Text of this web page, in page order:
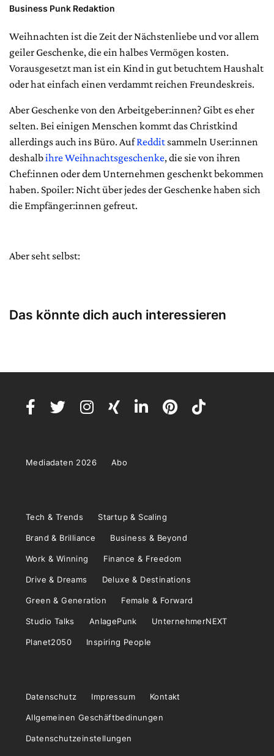
Business Punk Redaktion
Weihnachten ist die Zeit der Nächstenliebe und vor allem
geiler Geschenke, die ein halbes Vermögen kosten.
Vorausgesetzt man ist ein Kind in gut betuchtem Haushalt
oder hat einfach einen verdammt reichen Freundeskreis.
Aber Geschenke von den Arbeitgeber:innen? Gibt es eher
selten. Bei einigen Menschen kommt das Christkind
allerdings auch ins Büro. AufReddit sammeln User:innen
deshalbihre Weihnachtsgeschenke, die sie von ihren
Chef:innen oder dem Unternehmen geschenkt bekommen
haben. Spoiler: Nicht über jedes der Geschenke haben sich
die Empfänger:innen gefreut.
Aber seht selbst:
Das könnte dich auch interessieren
Mediadaten 2026 Abo
Tech & Trends Startup & Scaling
Brand & Brilliance Business & Beyond
Work & Winning Finance & Freedom
Drive & Dreams Deluxe & Destinations
Green & Generation Female & Forward
Studio Talks AnlagePunk UnternehmerNEXT
Planet2050 Inspiring People
Datenschutz Impressum Kontakt
Allgemeinen Geschäftbedinungen
Datenschutzeinstellungen